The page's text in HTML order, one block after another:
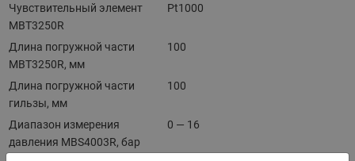
Чувствительный элемент
MBT3250R
Pt1000
Длина погружной части
MBT3250R, мм
100
Длина погружной части
гильзы, мм
100
Диапазон измерения
давления MBS4003R, бар
0 — 16